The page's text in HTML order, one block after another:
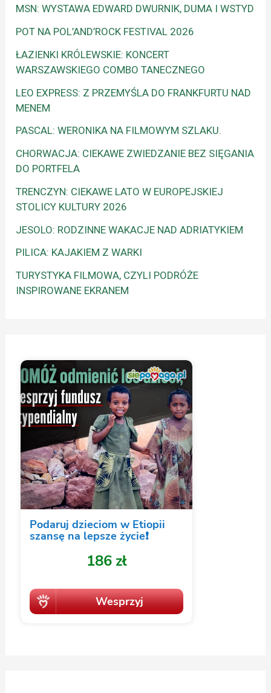
MSN: WYSTAWA EDWARD DWURNIK, DUMA I WSTYD
POT NA POL’AND’ROCK FESTIVAL 2026
ŁAZIENKI KRÓLEWSKIE: KONCERT
WARSZAWSKIEGO COMBO TANECZNEGO
LEO EXPRESS: Z PRZEMYŚLA DO FRANKFURTU NAD
MENEM
PASCAL: WERONIKA NA FILMOWYM SZLAKU.
CHORWACJA: CIEKAWE ZWIEDZANIE BEZ SIĘGANIA
DO PORTFELA
TRENCZYN: CIEKAWE LATO W EUROPEJSKIEJ
STOLICY KULTURY 2026
JESOLO: RODZINNE WAKACJE NAD ADRIATYKIEM
PILICA: KAJAKIEM Z WARKI
TURYSTYKA FILMOWA, CZYLI PODRÓŻE
INSPIROWANE EKRANEM